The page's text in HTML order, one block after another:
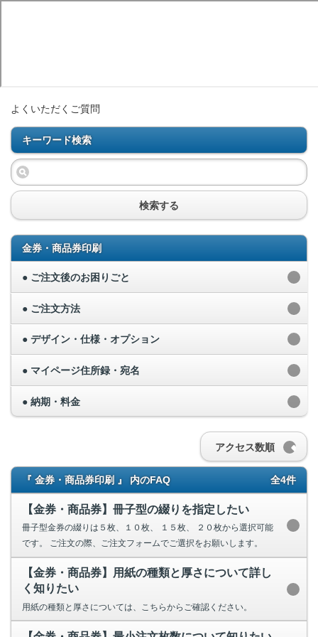
よくいただくご質問
キーワード検索
検索する
金券・商品券印刷
● ご注文後のお困りごと
● ご注文方法
● デザイン・仕様・オプション
● マイページ住所録・宛名
● 納期・料金
アクセス数順
『 金券・商品券印刷 』 内のFAQ 全4件
【金券・商品券】冊子型の綴りを指定したい
冊子型金券の綴りは５枚、１０枚、 １５枚、 ２０枚から選択可能
です。 ご注文の際、ご注文フォームでご選択をお願いします。
【金券・商品券】用紙の種類と厚さについて詳し
く知りたい
用紙の種類と厚さについては、こちらからご確認ください。